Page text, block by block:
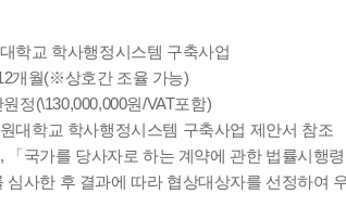
학교 학사행정시스템 구축사업
개월(※상호간 조율 가능)
정(\130,000,000원/VAT포함)
대학교 학사행정시스템 구축사업 제안서 참조
「국가를 당사자로 하는 계약에 관한 법률시행
심사한 후 결과에 따라 협상대상자를 선정하여